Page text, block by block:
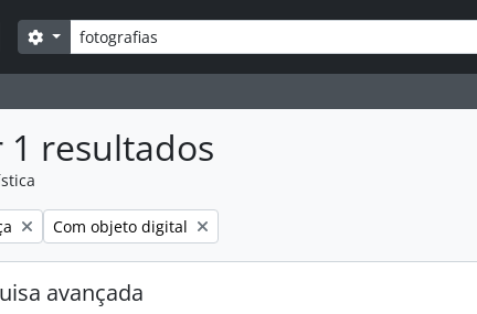
Pesquisar
Opções de busca
1 resultados
filtro:Remover filtro:
Com objeto digital
avançada